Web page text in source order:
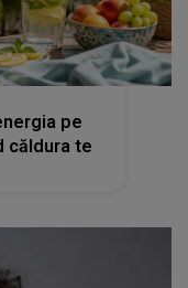
pe
căldura te